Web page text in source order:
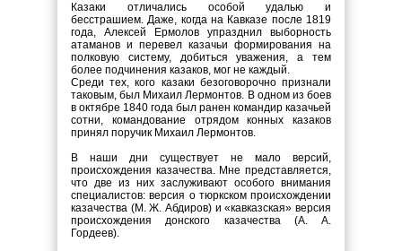
Казаки отличались особой удалью и
бесстрашием. Даже, когда на Кавказе после 1819
года, Алексей Ермолов упразднил выборность
атаманов и перевел казачьи формирования на
полковую систему, добиться уважения, а тем
более подчинения казаков, мог не каждый.
Среди тех, кого казаки безоговорочно признали
таковым, был Михаил Лермонтов. В одном из боев
в октябре 1840 года был ранен командир казачьей
сотни, командование отрядом конных казаков
принял поручик Михаил Лермонтов.
В наши дни существует не мало версий,
происхождения казачества. Мне представляется,
что две из них заслуживают особого внимания
специалистов: версия о тюркском происхождении
казачества (М. Ж. Абдиров) и «кавказская» версия
происхождения донского казачества (А. А.
Гордеев).